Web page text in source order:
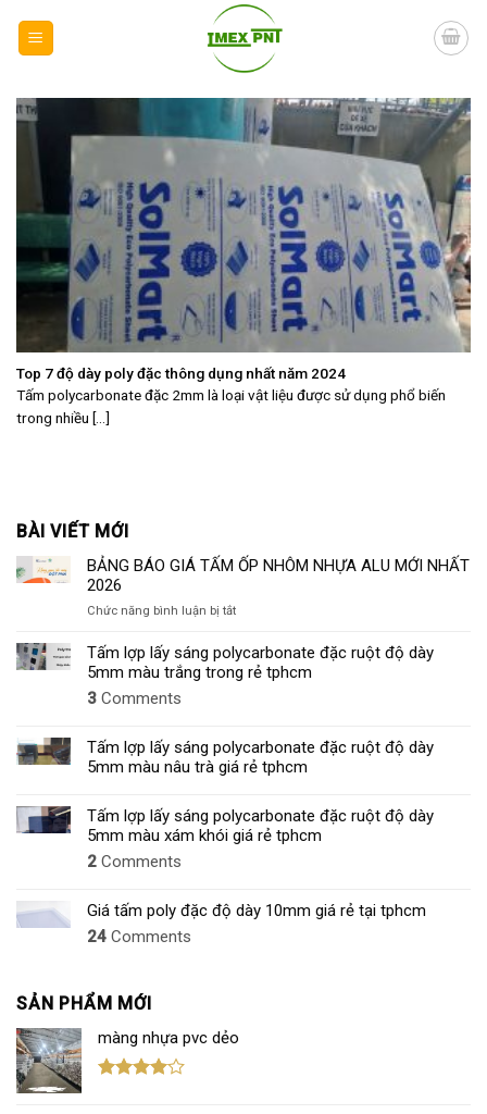
Top 7 độ dày poly đặc thông dụng nhất năm 2024
Tấm polycarbonate đặc 2mm là loại vật liệu được sử dụng phổ biến
trong nhiều [...]
BÀI VIẾT MỚI
BẢNG BÁO GIÁ TẤM ỐP NHÔM NHỰA ALU MỚI NHẤT
2026
Chức năng bình luận bị tắtở
BÁO
GIÁ
TẤM
NHỰA
ALU
MỚI
2026
Tấm lợp lấy sáng polycarbonate đặc ruột độ dày
5mm màu trắng trong rẻ tphcm
3 Comments
Tấm lợp lấy sáng polycarbonate đặc ruột độ dày
5mm màu nâu trà giá rẻ tphcm
Tấm lợp lấy sáng polycarbonate đặc ruột độ dày
5mm màu xám khói giá rẻ tphcm
2 Comments
Giá tấm poly đặc độ dày 10mm giá rẻ tại tphcm
24 Comments
SẢN PHẨM MỚI
màng nhựa pvc dẻo